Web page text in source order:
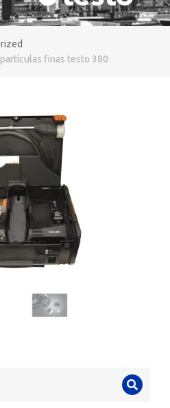
finas testo 380